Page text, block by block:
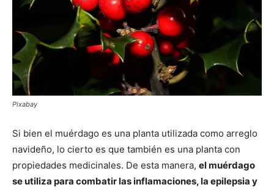
Pixabay
Si bien el muérdago es una planta utilizada como arreglo
navideño, lo cierto es que también es una planta con
propiedades medicinales. De esta manera, el muérdago
se utiliza para combatir las inflamaciones, la epilepsia y